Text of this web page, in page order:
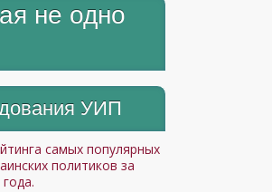
не одно
УИП
самых популярных
политиков за